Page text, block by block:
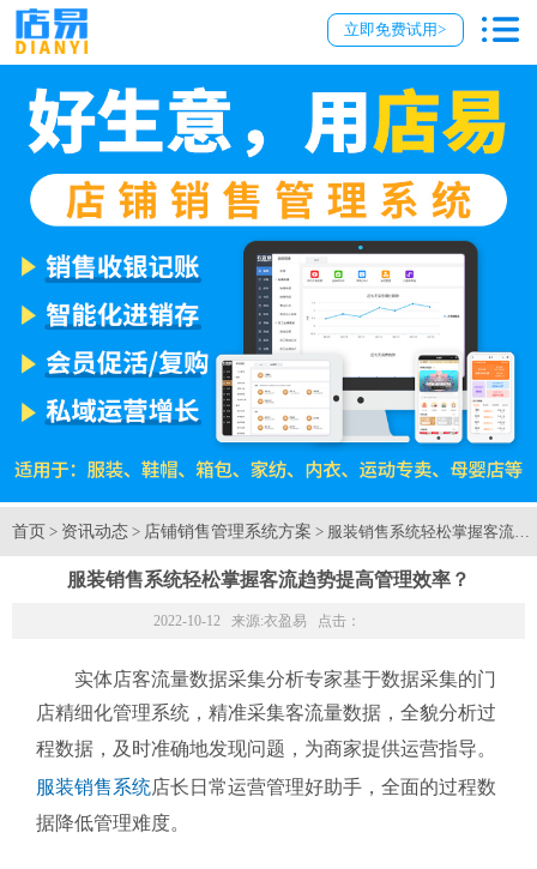
立即免费试用>
首页 > 资讯动态 > 店铺销售管理系统方案 > 服装销售系统轻松掌握客流趋
服装销售系统轻松掌握客流趋势提高管理效率？
2022-10-12 来源:衣盈易 点击：
实体店客流量数据采集分析专家基于数据采集的门
店精细化管理系统，精准采集客流量数据，全貌分析过
程数据，及时准确地发现问题，为商家提供运营指导。
服装销售系统店长日常运营管理好助手，全面的过程数
据降低管理难度。